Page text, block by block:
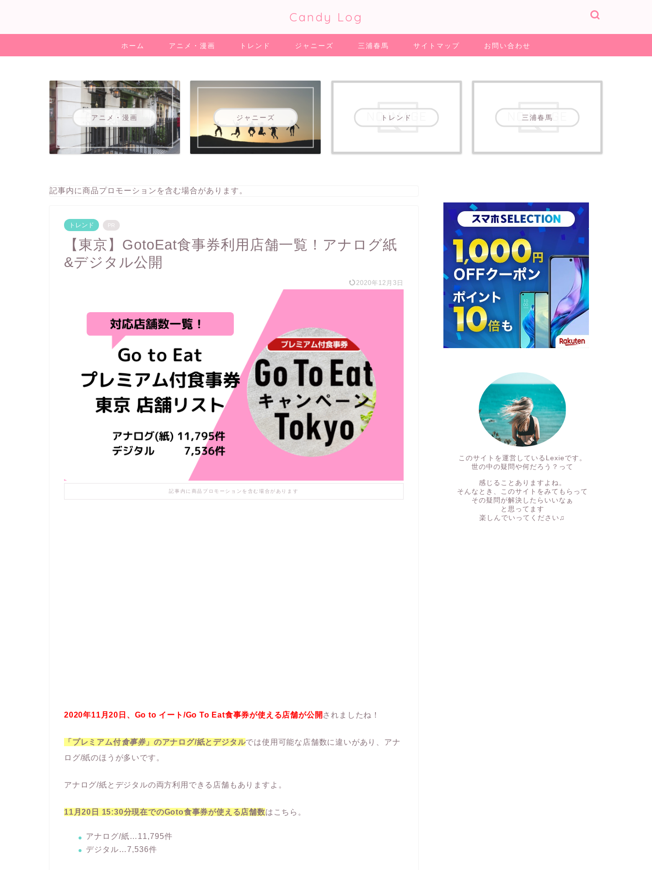
Candy Log
ホーム アニメ・漫画 トレンド ジャニーズ 三浦春馬 サイトマップ お問い合わせ
アニメ・漫画 ジャニーズ トレンド 三浦春馬
記事内に商品プロモーションを含む場合があります。
トレンド PR
【東京】GotoEat食事券利用店舗一覧！アナログ紙
&デジタル公開
2020年12月3日
記事内に商品プロモーションを含む場合があります
2020年11月20日、Go to イート/Go To Eat食事券が使える店舗が公開 されましたね！
「プレミアム付食事券」のアナログ/紙とデジタルでは使用可能な店舗数に違いがあり、アナ
ログ/紙のほうが多いです。
アナログ/紙とデジタルの両方利用できる店舗もありますよ。
11月20日 15:30分現在でのGoto食事券が使える店舗数はこちら。
アナログ/紙…11,795件
デジタル…7,536件
このサイトを運営しているLexieです。
世の中の疑問や何だろう？って
感じることありますよね。
そんなとき、このサイトをみてもらって
その疑問が解決したらいいなぁ
と思ってます
楽しんでいってください♫